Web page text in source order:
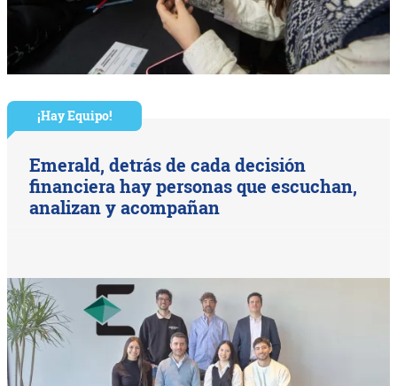
¡Hay Equipo!
Emerald, detrás de cada decisión
financiera hay personas que escuchan,
analizan y acompañan